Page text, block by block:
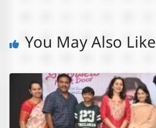
You May Also Like